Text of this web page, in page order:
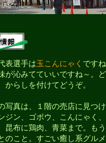
表選手は玉こんにゃく です
が沁みてていいですね～。
からしを付けてどうぞ。
写真は、１階の売店に見つ
ジン、ゴボウ、こんにゃく
昆布に鶏肉、青菜まで。も
のこと。すごい癒し系グル